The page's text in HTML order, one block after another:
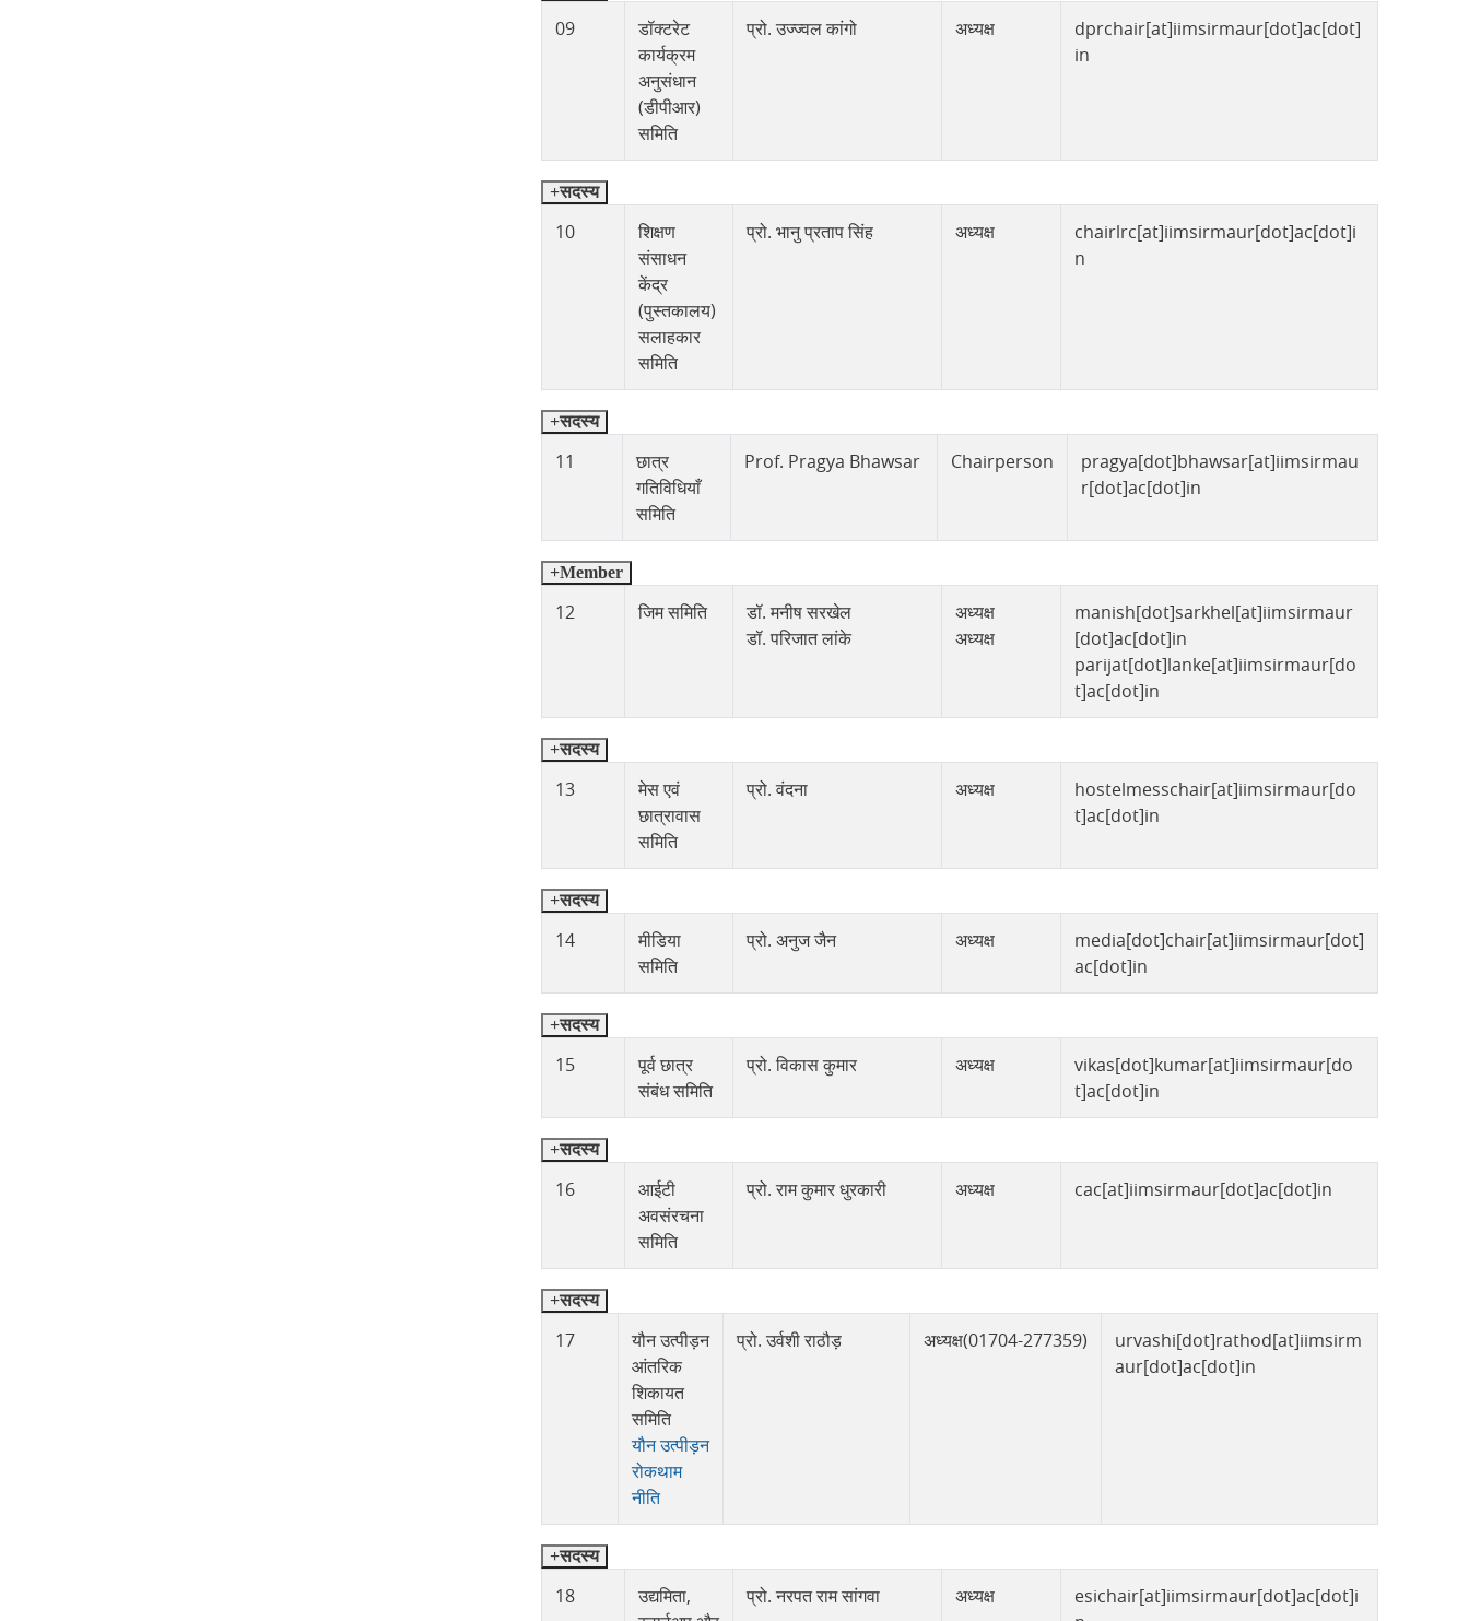
09
डॉक्टरेट
कार्यक्रम
अनुसंधान
(डीपीआर)
समिति
प्रो. उज्ज्वल कांगो अध्यक्ष
dprchair[at]iimsirmaur[dot]ac[dot]
in
सदस्य
10
शिक्षण
संसाधन
केंद्र
(पुस्तकालय)
सलाहकार
समिति
प्रो. भानु प्रताप सिंह अध्यक्ष
chairlrc[at]iimsirmaur[dot]ac[dot]i
n
सदस्य
11
छात्र
गतिविधियाँ
समिति
Prof. Pragya Bhawsar Chairperson
pragya[dot]bhawsar[at]iimsirmau
r[dot]ac[dot]in
Member
12 जिम समिति
डॉ. मनीष सरखेल
डॉ. परिजात लांके
अध्यक्ष
अध्यक्ष
manish[dot]sarkhel[at]iimsirmaur
[dot]ac[dot]in
parijat[dot]lanke[at]iimsirmaur[do
t]ac[dot]in
सदस्य
13
मेस एवं
छात्रावास
समिति
प्रो. वंदना अध्यक्ष
hostelmesschair[at]iimsirmaur[do
t]ac[dot]in
सदस्य
14
मीडिया
समिति
प्रो. अनुज जैन अध्यक्ष
media[dot]chair[at]iimsirmaur[dot]
ac[dot]in
सदस्य
15
पूर्व छात्र
संबंध समिति
प्रो. विकास कुमार अध्यक्ष
vikas[dot]kumar[at]iimsirmaur[do
t]ac[dot]in
सदस्य
16
आईटी
अवसंरचना
समिति
प्रो. राम कुमार धुरकारी अध्यक्ष cac[at]iimsirmaur[dot]ac[dot]in
सदस्य
17
यौन उत्पीड़न
आंतरिक
शिकायत
समिति
यौन उत्पीड़न
रोकथाम
नीति
प्रो. उर्वशी राठौड़ अध्यक्ष(01704-277359)
urvashi[dot]rathod[at]iimsirm
aur[dot]ac[dot]in
सदस्य
18
उद्यमिता,
प्रो. नरपत राम सांगवा अध्यक्ष
esichair[at]iimsirmaur[dot]ac[dot]i